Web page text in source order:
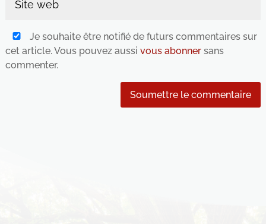
Je souhaite être notifié de futurs commentaires sur
cet article. Vous pouvez aussi vous abonnersans
commenter.
Soumettre le commentaire